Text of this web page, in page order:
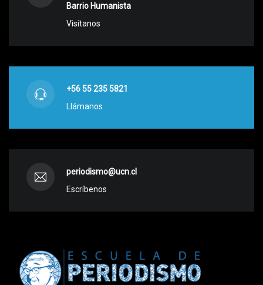
Barrio Humanista
Visítanos
+56 55 235 5821
Llámanos
periodismo@ucn.cl
Escríbenos